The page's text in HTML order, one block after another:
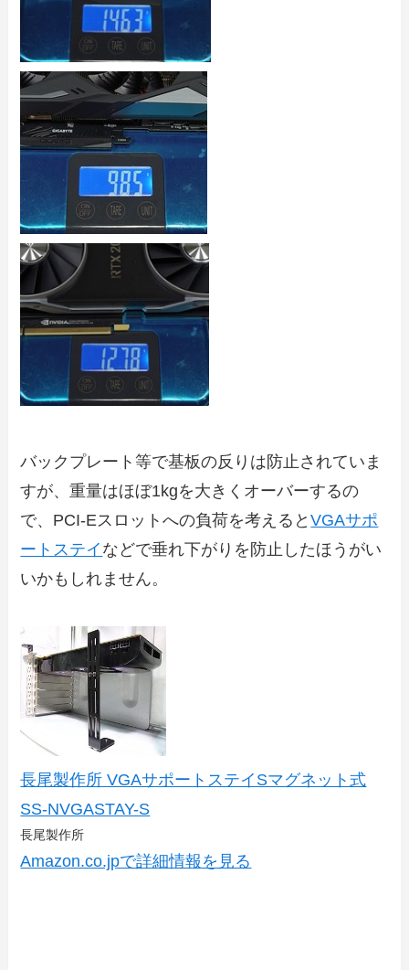
バックプレート等で基板の反りは防止されていま
すが、重量はほぼ1kgを大きくオーバーするの
で、PCI-Eスロットへの負荷を考えるとVGAサポ
ートステイ などで垂れ下がりを防止したほうがい
いかもしれません。
長尾製作所 VGAサポートステイSマグネット式
SS-NVGASTAY-S
長尾製作所
Amazon.co.jpで詳細情報を見る